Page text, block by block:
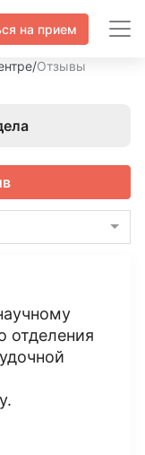
на прием
/Отзывы
отделения